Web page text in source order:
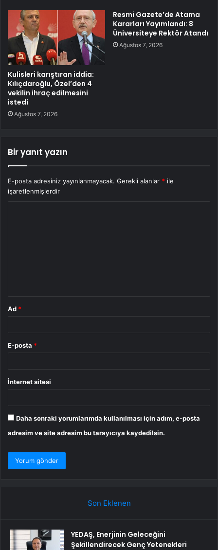
Kulisleri karıştıran iddia:
Kılıçdaroğlu, Özel’den 4
vekilin ihraç edilmesini
istedi
Ağustos 7, 2026
Resmi Gazete’de Atama
Kararları Yayımlandı: 8
Üniversiteye Rektör Atandı
Ağustos 7, 2026
Bir yanıt yazın
E-posta adresiniz yayınlanmayacak. Gerekli alanlar * ile
işaretlenmişlerdir
Ad *
E-posta *
İnternet sitesi
Daha sonraki yorumlarımda kullanılması için adım, e-posta
adresim ve site adresim bu tarayıcıya kaydedilsin.
Son Eklenen
YEDAŞ, Enerjinin Geleceğini
Şekillendirecek Genç Yetenekleri